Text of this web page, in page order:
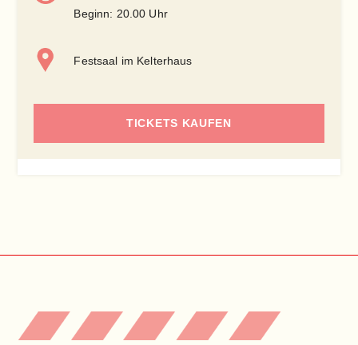
Beginn: 20.00 Uhr
Festsaal im Kelterhaus
TICKETS KAUFEN